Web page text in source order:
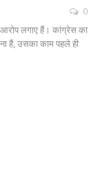
0
लगाए हैं। कांग्रेस का
हैं, उसका काम पहले ही